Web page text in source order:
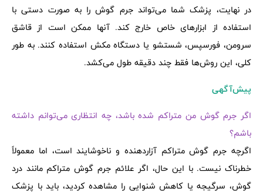
در نهایت، پزشک شما می‌تواند جرم گوش را به صورت دستی با
استفاده از ابزارهای خاص خارج کند. آنها ممکن است از قاشق
سرومن، فورسپس، شستشو یا دستگاه مکش استفاده کنند. به طور
کلی، این روش‌ها فقط چند دقیقه طول می‌کشد.
پیش‌آگهی
اگر جرم گوش من متراکم شده باشد، چه انتظاری می‌توانم داشته
باشم؟
اگرچه جرم گوش متراکم آزاردهنده و ناخوشایند است، اما معمولاً
خطرناک نیست. با این حال، اگر علائم جرم گوش متراکم مانند درد
گوش، سرگیجه یا کاهش شنوایی را مشاهده کردید، باید با پزشک